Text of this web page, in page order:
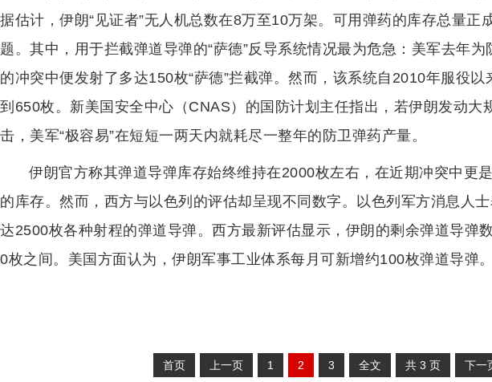
据估计，伊朗“见证者”无人机总数在8万至10万架。可用弹药的库存总量正
题。其中，用于拦截弹道导弹的“萨德”反导系统情况最为危急：美军去年
的冲突中便发射了多达150枚“萨德”拦截弹。然而，该系统自2010年服役
到650枚。新美国安全中心（CNAS）的国防计划主任指出，若伊朗发动大
击，美军“极容易”在短短一两天内就耗尽一整年的防卫弹药产量。
伊朗官方称其弹道导弹库存始终维持在2000枚左右，在近期冲突中更
的库存。然而，西方与以色列的评估却呈现不同数字。以色列军方消息人
达2500枚各种射程的弹道导弹。西方最新评估显示，伊朗的剩余弹道导弹
0枚之间。美国方面认为，伊朗军事工业体系每月可新增约100枚弹道导弹。
首页 上一页 1 2 3 全文 共 3 页 下一